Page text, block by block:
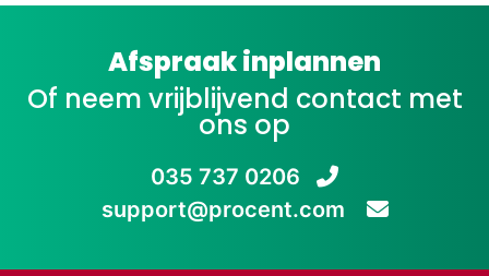
Afspraak inplannen
Of neem vrijblijvend contact met
ons op
035 737 0206
support@procent.com